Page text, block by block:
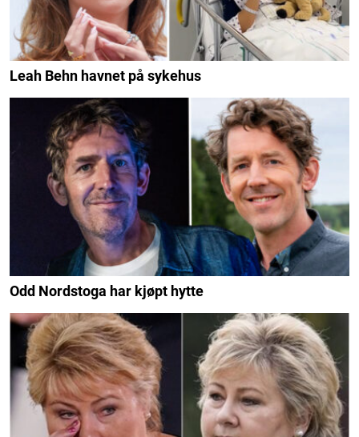
Leah Behn havnet på sykehus
Odd Nordstoga har kjøpt hytte